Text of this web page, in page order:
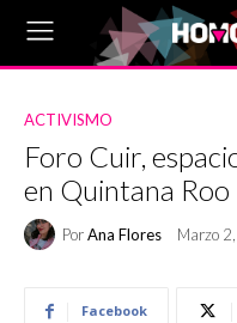
ACTIVISMO
Foro Cuir,
en Quintana Roo
PorAna Flores Marzo
Facebook